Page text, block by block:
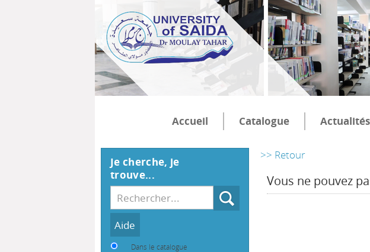
Accueil Catalogue Actualités
>> Retour
Vous ne pouvez
Je cherche, je
trouve...
Recherche
Dans le catalogue